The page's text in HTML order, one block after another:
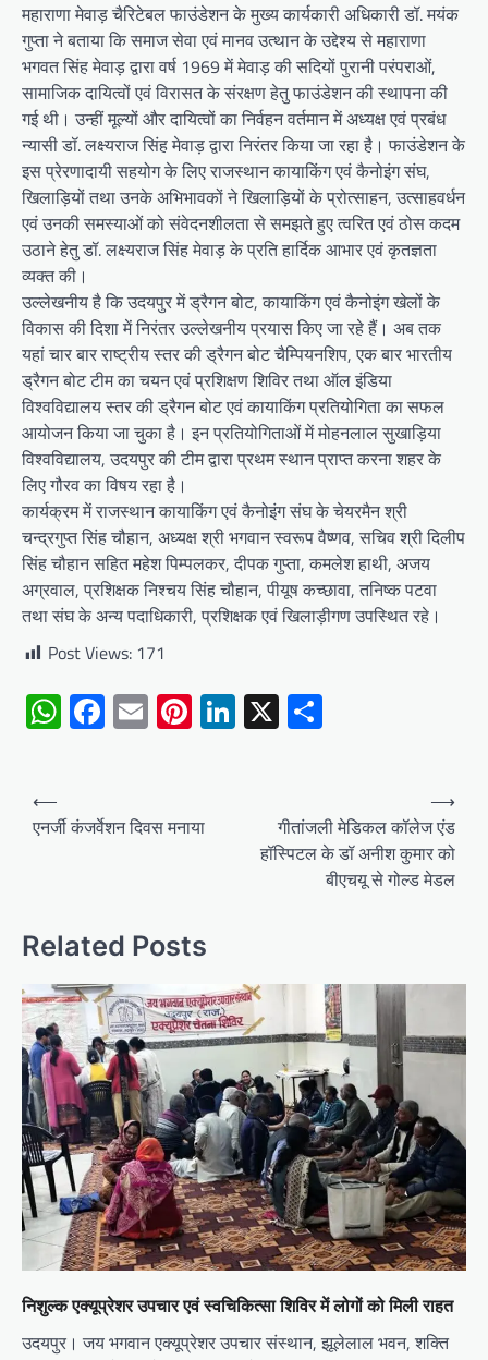
महाराणा मेवाड़ चैरिटेबल फाउंडेशन के मुख्य कार्यकारी अधिकारी डॉ. मयंक
गुप्ता ने बताया कि समाज सेवा एवं मानव उत्थान के उद्देश्य से महाराणा
भगवत सिंह मेवाड़ द्वारा वर्ष 1969 में मेवाड़ की सदियों पुरानी परंपराओं,
सामाजिक दायित्वों एवं विरासत के संरक्षण हेतु फाउंडेशन की स्थापना की
गई थी। उन्हीं मूल्यों और दायित्वों का निर्वहन वर्तमान में अध्यक्ष एवं प्रबंध
न्यासी डॉ. लक्ष्यराज सिंह मेवाड़ द्वारा निरंतर किया जा रहा है। फाउंडेशन के
इस प्रेरणादायी सहयोग के लिए राजस्थान कायाकिंग एवं कैनोइंग संघ,
खिलाड़ियों तथा उनके अभिभावकों ने खिलाड़ियों के प्रोत्साहन, उत्साहवर्धन
एवं उनकी समस्याओं को संवेदनशीलता से समझते हुए त्वरित एवं ठोस कदम
उठाने हेतु डॉ. लक्ष्यराज सिंह मेवाड़ के प्रति हार्दिक आभार एवं कृतज्ञता
व्यक्त की।
उल्लेखनीय है कि उदयपुर में ड्रैगन बोट, कायाकिंग एवं कैनोइंग खेलों के
विकास की दिशा में निरंतर उल्लेखनीय प्रयास किए जा रहे हैं। अब तक
यहां चार बार राष्ट्रीय स्तर की ड्रैगन बोट चैम्पियनशिप, एक बार भारतीय
ड्रैगन बोट टीम का चयन एवं प्रशिक्षण शिविर तथा ऑल इंडिया
विश्वविद्यालय स्तर की ड्रैगन बोट एवं कायाकिंग प्रतियोगिता का सफल
आयोजन किया जा चुका है। इन प्रतियोगिताओं में मोहनलाल सुखाड़िया
विश्वविद्यालय, उदयपुर की टीम द्वारा प्रथम स्थान प्राप्त करना शहर के
लिए गौरव का विषय रहा है।
कार्यक्रम में राजस्थान कायाकिंग एवं कैनोइंग संघ के चेयरमैन श्री
चन्द्रगुप्त सिंह चौहान, अध्यक्ष श्री भगवान स्वरूप वैष्णव, सचिव श्री दिलीप
सिंह चौहान सहित महेश पिम्पलकर, दीपक गुप्ता, कमलेश हाथी, अजय
अग्रवाल, प्रशिक्षक निश्चय सिंह चौहान, पीयूष कच्छावा, तनिष्क पटवा
तथा संघ के अन्य पदाधिकारी, प्रशिक्षक एवं खिलाड़ीगण उपस्थित रहे।
Post Views: 171
WhatsApp
Facebook
EmailPinterest
LinkedIn
X
Post
navigation
⟵
एनर्जी कंजर्वेशन दिवस मनाया
गीतांजली मेडिकल कॉलेज एंड
हॉस्पिटल के डॉ अनीश कुमार को
बीएचयू से गोल्ड मेडल
⟶
Related Posts
निशुल्क एक्यूप्रेशर उपचार एवं स्वचिकित्सा शिविर में लोगों को मिली राहत
उदयपुर। जय भगवान एक्यूप्रेशर उपचार संस्थान, झूलेलाल भवन, शक्ति